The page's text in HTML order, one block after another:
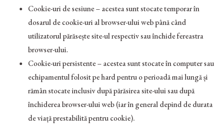
Cookie-uri de sesiune – acestea sunt stocate temporar în
dosarul de cookie-uri al browser-ului web până când
utilizatorul părăsește site-ul respectiv sau închide fereastra
browser-ului.
Cookie-uri persistente – acestea sunt stocate în computer sau
echipamentul folosit pe hard pentru o perioadă mai lungă și
rămân stocate inclusiv după părăsirea site-ului sau după
închiderea browser-ului web (iar în general depind de durata
de viață prestabilită pentru cookie).